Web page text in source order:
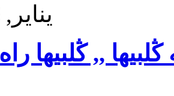
6 يناير, 2016
,, ڭلبيها